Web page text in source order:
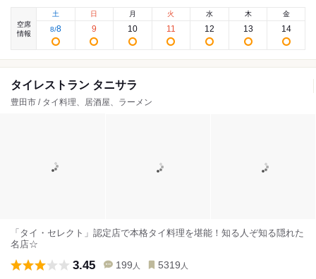
空席
情報
土
8/8
日
9
月
10
火
11
水
12
木
13
金
14
タイレストラン タニサラ
豊田市 / タイ料理、居酒屋、ラーメン
「タイ・セレクト」認定店で本格タイ料理を堪能！知る人ぞ知る隠れた
名店☆
3.45 199 人 5319 人